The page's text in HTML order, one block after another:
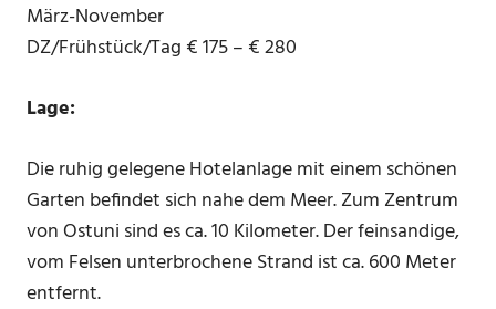
März-November
DZ/Frühstück/Tag € 175 – € 280
Lage:
Die ruhig gelegene Hotelanlage mit einem schönen
Garten befindet sich nahe dem Meer. Zum Zentrum
von Ostuni sind es ca. 10 Kilometer. Der feinsandige,
vom Felsen unterbrochene Strand ist ca. 600 Meter
entfernt.